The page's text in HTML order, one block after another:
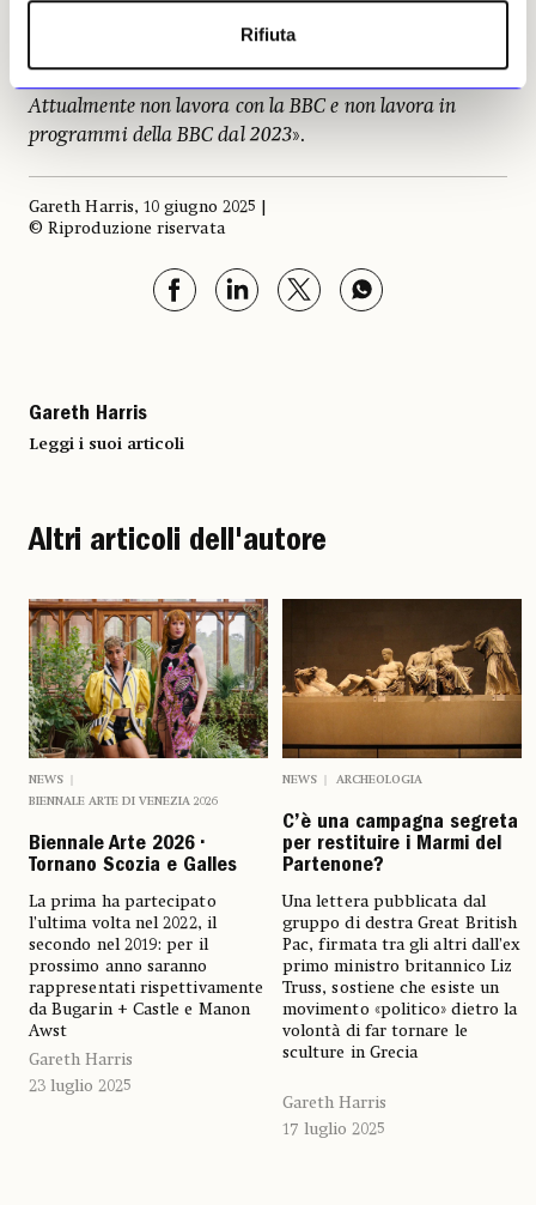
Rifiuta
Attualmente non lavora con la BBC e non lavora in
programmi della BBC dal 2023».
Gareth Harris, 10 giugno 2025 |
© Riproduzione riservata
Gareth Harris
Leggi i suoi articoli
Altri articoli dell'autore
NEWS
BIENNALE ARTE DI VENEZIA 2026
Biennale Arte 2026 •
Tornano Scozia e Galles
La prima ha partecipato
l’ultima volta nel 2022, il
secondo nel 2019: per il
prossimo anno saranno
rappresentati rispettivamente
da Bugarin + Castle e Manon
Awst
Gareth Harris
23 luglio 2025
NEWS ARCHEOLOGIA
C’è una campagna segreta
per restituire i Marmi del
Partenone?
Una lettera pubblicata dal
gruppo di destra Great British
Pac, firmata tra gli altri dall’ex
primo ministro britannico Liz
Truss, sostiene che esiste un
movimento «politico» dietro la
volontà di far tornare le
sculture in Grecia
Gareth Harris
17 luglio 2025